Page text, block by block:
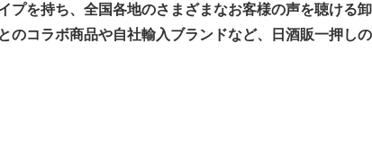
プを持ち、全国各地のさまざまなお客様の声を聴ける
のコラボ商品や自社輸入ブランドなど、日酒販一押し